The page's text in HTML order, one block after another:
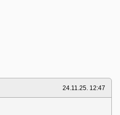
24.11.25. 12:47